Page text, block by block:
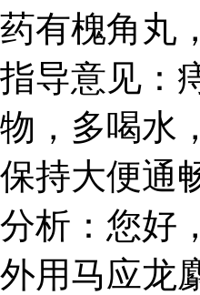
药有槐角丸
指导意见：
物，多喝水
保持大便通
分析：您好
外用马应龙